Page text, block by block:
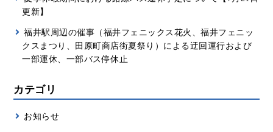
更新】
福井駅周辺の催事（福井フェニックス花火、福井フェニッ
クスまつり、田原町商店街夏祭り）による迂回運行および
一部運休、一部バス停休止
カテゴリ
お知らせ